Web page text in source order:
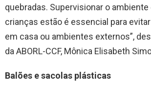
quebradas. Supervisionar o ambiente
crianças estão é essencial para
em casa ou ambientes externos”,
da ABORL-CCF, Mônica Elisabeth
Balões e sacolas plásticas